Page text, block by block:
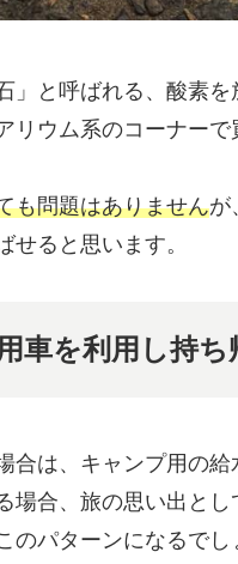
」と呼ばれる、酸素を
リウム系のコーナーで
も問題はありませんが
せると思います。
車を利用し持ち
合は、キャンプ用の給
場合、旅の思い出と
のパターンになるでし